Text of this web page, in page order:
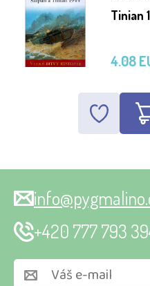
Tinian
4.08
+420 777 793